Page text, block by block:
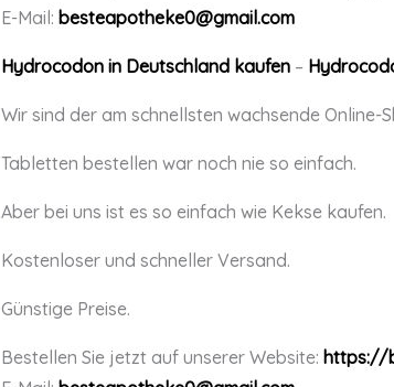
E-Mail: besteapotheke0@gmail.com
Hydrocodon in Deutschland kaufen–
Wir sind der am schnellsten wachsende
Tabletten bestellen war noch nie so einfach.
Aber bei uns ist es so einfach wie Kekse kaufen.
Kostenloser und schneller Versand.
Günstige Preise.
Bestellen Sie jetzt auf unserer Website: https://